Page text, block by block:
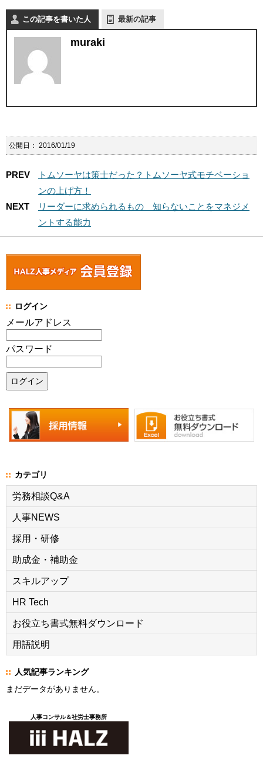
この記事を書いた人 最新の記事
muraki
公開日： 2016/01/19
PREV
トムソーヤは策士だった？トムソーヤ式モチベーショ
ンの上げ方！
NEXT
リーダーに求められるもの 知らないことをマネジメ
ントする能力
ログイン
メールアドレス
パスワード
カテゴリ
労務相談Q&A
人事NEWS
採用・研修
助成金・補助金
スキルアップ
HR Tech
お役立ち書式無料ダウンロード
用語説明
人気記事ランキング
まだデータがありません。
人事コンサル＆社労士事務所